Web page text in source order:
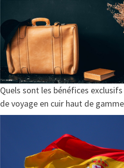
Quels sont les bénéfices exclusifs
de voyage en cuir haut de